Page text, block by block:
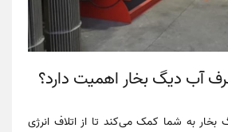
آب دیگ بخار اهمیت دارد؟
به شما کمک می‌کند تا از اتلاف انرژی